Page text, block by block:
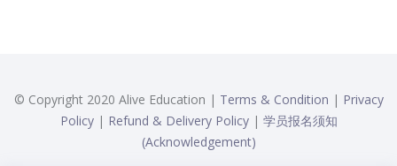
© Copyright 2020 Alive Education | Terms & Condition | Privacy
Policy| Refund & Delivery Policy| 学员报名须知
(Acknowledgement)